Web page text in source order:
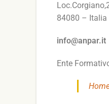
84080 – Italia
info@anpar.it
Ente